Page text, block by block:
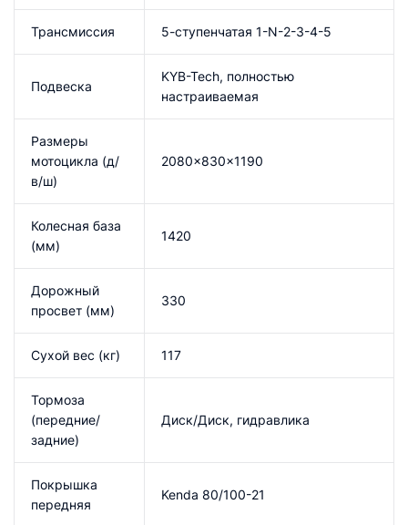
Трансмиссия 5-ступенчатая 1-N-2-3-4-5
Подвеска
KYB-Tech, полностью
настраиваемая
Размеры
мотоцикла (д/
в/ш)
2080×830×1190
Колесная база
(мм)
1420
Дорожный
просвет (мм)
330
Сухой вес (кг) 117
Тормоза
(передние/
задние)
Диск/Диск, гидравлика
Покрышка
передняя
Kenda 80/100-21